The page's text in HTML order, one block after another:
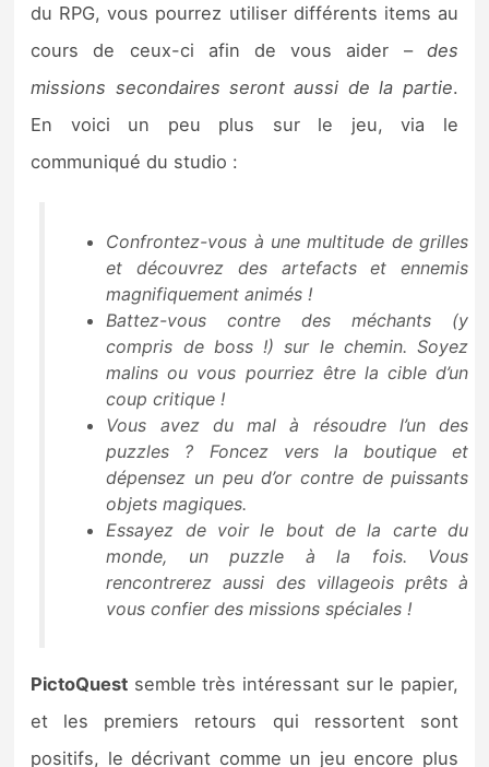
du RPG, vous pourrez utiliser différents items au
cours de ceux-ci afin de vous aider – des
missions secondaires seront aussi de la partie.
En voici un peu plus sur le jeu, via le
communiqué du studio :
Confrontez-vous à une multitude de grilles
et découvrez des artefacts et ennemis
magnifiquement animés !
Battez-vous contre des méchants (y
compris de boss !) sur le chemin. Soyez
malins ou vous pourriez être la cible d’un
coup critique !
Vous avez du mal à résoudre l’un des
puzzles ? Foncez vers la boutique et
dépensez un peu d’or contre de puissants
objets magiques.
Essayez de voir le bout de la carte du
monde, un puzzle à la fois. Vous
rencontrerez aussi des villageois prêts à
vous confier des missions spéciales !
PictoQuest semble très intéressant sur le papier,
et les premiers retours qui ressortent sont
positifs, le décrivant comme un jeu encore plus